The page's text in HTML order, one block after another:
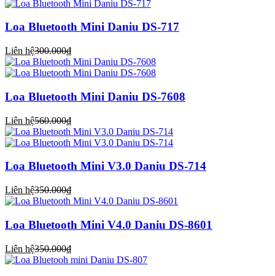
Loa Bluetooth Mini Daniu DS-717
Liên hệ300.000₫
Loa Bluetooth Mini Daniu DS-7608
Liên hệ560.000₫
Loa Bluetooth Mini V3.0 Daniu DS-714
Liên hệ350.000₫
Loa Bluetooth Mini V4.0 Daniu DS-8601
Liên hệ350.000₫